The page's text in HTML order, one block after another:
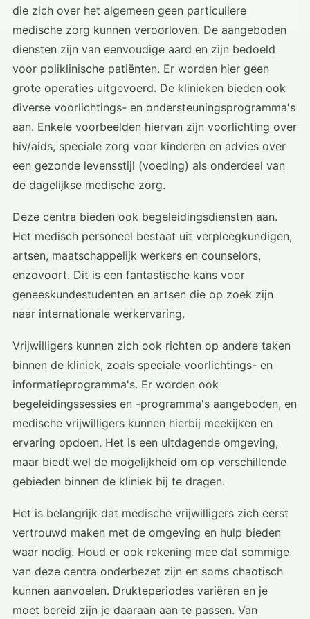
die zich over het algemeen geen particuliere
medische zorg kunnen veroorloven. De aangeboden
diensten zijn van eenvoudige aard en zijn bedoeld
voor poliklinische patiënten. Er worden hier geen
grote operaties uitgevoerd. De klinieken bieden ook
diverse voorlichtings- en ondersteuningsprogramma's
aan. Enkele voorbeelden hiervan zijn voorlichting over
hiv/aids, speciale zorg voor kinderen en advies over
een gezonde levensstijl (voeding) als onderdeel van
de dagelijkse medische zorg.
Deze centra bieden ook begeleidingsdiensten aan.
Het medisch personeel bestaat uit verpleegkundigen,
artsen, maatschappelijk werkers en counselors,
enzovoort. Dit is een fantastische kans voor
geneeskundestudenten en artsen die op zoek zijn
naar internationale werkervaring.
Vrijwilligers kunnen zich ook richten op andere taken
binnen de kliniek, zoals speciale voorlichtings- en
informatieprogramma's. Er worden ook
begeleidingssessies en -programma's aangeboden, en
medische vrijwilligers kunnen hierbij meekijken en
ervaring opdoen. Het is een uitdagende omgeving,
maar biedt wel de mogelijkheid om op verschillende
gebieden binnen de kliniek bij te dragen.
Het is belangrijk dat medische vrijwilligers zich eerst
vertrouwd maken met de omgeving en hulp bieden
waar nodig. Houd er ook rekening mee dat sommige
van deze centra onderbezet zijn en soms chaotisch
kunnen aanvoelen. Drukteperiodes variëren en je
moet bereid zijn je daaraan aan te passen. Van